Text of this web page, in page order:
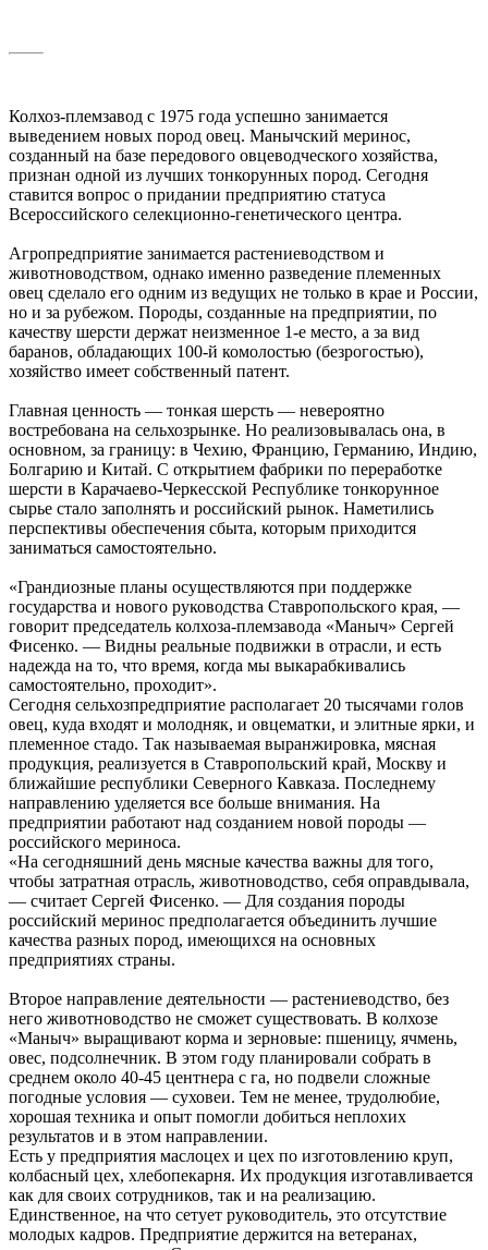
Колхоз-племзавод с 1975 года успешно занимается
выведением новых пород овец. Манычский меринос,
созданный на базе передового овцеводческого хозяйства,
признан одной из лучших тонкорунных пород. Сегодня
ставится вопрос о придании предприятию статуса
Всероссийского селекционно-генетического центра.
Агропредприятие занимается растениеводством и
животноводством, однако именно разведение племенных
овец сделало его одним из ведущих не только в крае и России,
но и за рубежом. Породы, созданные на предприятии, по
качеству шерсти держат неизменное 1-е место, а за вид
баранов, обладающих 100-й комолостью (безрогостью),
хозяйство имеет собственный патент.
Главная ценность — тонкая шерсть — невероятно
востребована на сельхозрынке. Но реализовывалась она, в
основном, за границу: в Чехию, Францию, Германию, Индию,
Болгарию и Китай. С открытием фабрики по переработке
шерсти в Карачаево-Черкесской Республике тонкорунное
сырье стало заполнять и российский рынок. Наметились
перспективы обеспечения сбыта, которым приходится
заниматься самостоятельно.
«Грандиозные планы осуществляются при поддержке
государства и нового руководства Ставропольского края, —
говорит председатель колхоза-племзавода «Маныч» Сергей
Фисенко. — Видны реальные подвижки в отрасли, и есть
надежда на то, что время, когда мы выкарабкивались
самостоятельно, проходит».
Сегодня сельхозпредприятие располагает 20 тысячами голов
овец, куда входят и молодняк, и овцематки, и элитные ярки, и
племенное стадо. Так называемая выранжировка, мясная
продукция, реализуется в Ставропольский край, Москву и
ближайшие республики Северного Кавказа. Последнему
направлению уделяется все больше внимания. На
предприятии работают над созданием новой породы —
российского мериноса.
«На сегодняшний день мясные качества важны для того,
чтобы затратная отрасль, животноводство, себя оправдывала,
— считает Сергей Фисенко. — Для создания породы
российский меринос предполагается объединить лучшие
качества разных пород, имеющихся на основных
предприятиях страны.
Второе направление деятельности — растениеводство, без
него животноводство не сможет существовать. В колхозе
«Маныч» выращивают корма и зерновые: пшеницу, ячмень,
овес, подсолнечник. В этом году планировали собрать в
среднем около 40-45 центнера с га, но подвели сложные
погодные условия — суховеи. Тем не менее, трудолюбие,
хорошая техника и опыт помогли добиться неплохих
результатов и в этом направлении.
Есть у предприятия маслоцех и цех по изготовлению круп,
колбасный цех, хлебопекарня. Их продукция изготавливается
как для своих сотрудников, так и на реализацию.
Единственное, на что сетует руководитель, это отсутствие
молодых кадров. Предприятие держится на ветеранах,